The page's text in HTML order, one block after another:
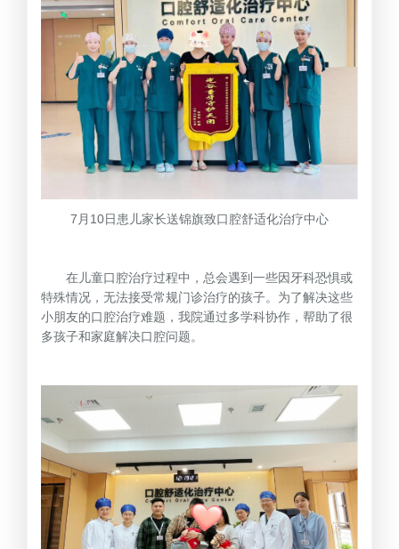
7月10日患儿家长送锦旗致口腔舒适化治疗中心
在儿童口腔治疗过程中，总会遇到一些因牙科恐惧或
特殊情况，无法接受常规门诊治疗的孩子。为了解决这些
小朋友的口腔治疗难题，我院通过多学科协作，帮助了很
多孩子和家庭解决口腔问题。